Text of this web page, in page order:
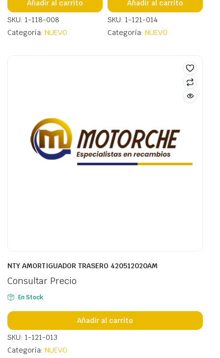
Añadir al carrito
SKU: 1-118-008
Categoría: NUEVO
Añadir al carrito
SKU: 1-121-014
Categoría: NUEVO
NTY AMORTIGUADOR TRASERO 420512020AM
Consultar Precio
En Stock
Añadir al carrito
SKU: 1-121-013
Categoría: NUEVO